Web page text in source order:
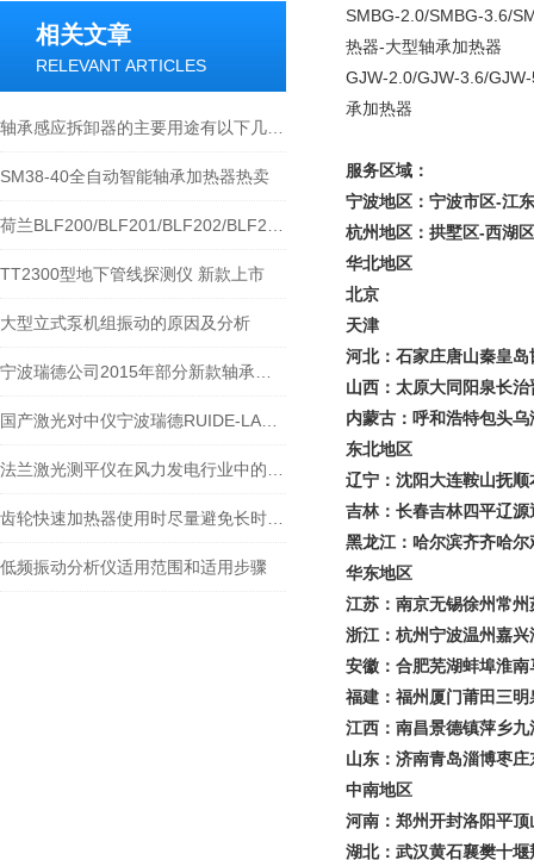
相关文章
RELEVANT ARTICLES
SM38-40全自动智能轴承加热器热卖
TT2300型地下管线探测仪 新款上市
大型立式泵机组振动的原因及分析
低频振动分析仪适用范围和适用步骤
SMBG-2.0/SMBG-3.6/
热器-大型轴承加热器
GJW-2.0/GJW-3.6/
承加热器
服务区域：
宁波地区：宁波市区-江
杭州地区：拱墅区-西湖
华北地区
北京
天津
河北：石家庄唐山秦皇
山西：太原大同阳泉长
内蒙古：呼和浩特包头
东北地区
辽宁：沈阳大连鞍山抚
吉林：长春吉林四平辽
黑龙江：哈尔滨齐齐哈
华东地区
江苏：南京无锡徐州常
浙江：杭州宁波温州嘉
安徽：合肥芜湖蚌埠淮
福建：福州厦门莆田三
江西：南昌景德镇萍乡
山东：济南青岛淄博枣
中南地区
河南：郑州开封洛阳平
湖北：武汉黄石襄樊十